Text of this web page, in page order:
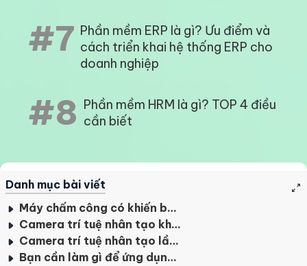
#7 Phần mềm ERP là gì? Ưu điểm và
cách triển khai hệ thống ERP cho
doanh nghiệp
#8 Phần mềm HRM là gì? TOP 4 điều
cần biết
Danh mục bài viết
Máy chấm công có khiến bạn bực mình?
Camera trí tuệ nhân tạo khắc phục vấn đề của máy chấm công
Camera trí tuệ nhân tạo lần đầu tiên được ứng dụng trong lĩnh vực nhân sự
Bạn cần làm gì để ứng dụng Camera AI trong quản lý nhân sự